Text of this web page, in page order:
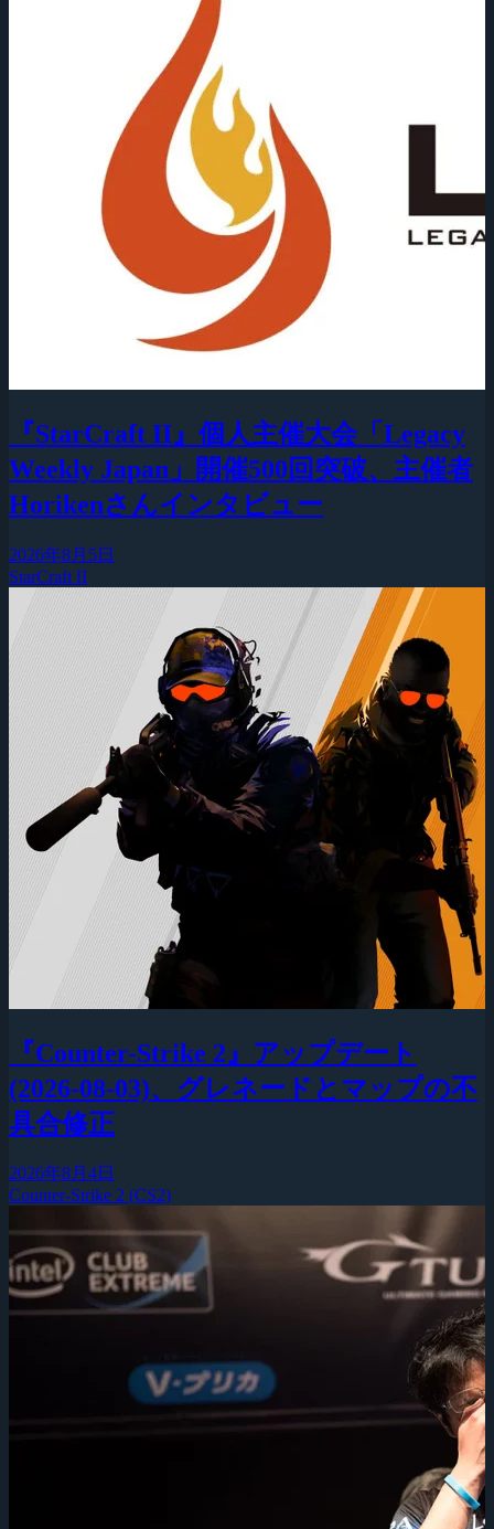
『StarCraft II』個人主催大会「Legacy
Weekly Japan」開催500回突破、主催者
Horikenさんインタビュー
2026年8月5日
StarCraft II
『Counter-Strike 2』アップデート
(2026-08-03)、グレネードとマップの不
具合修正
2026年8月4日
Counter-Strike 2 (CS2)